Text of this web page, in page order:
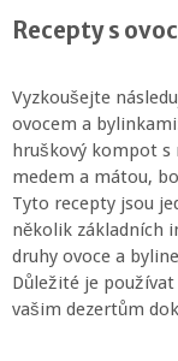
Recepty s
Vyzkoušejte
ovocem a
hruškový kompot s
medem a mátou,
Tyto recepty jsou
několik základních
druhy ovoce a
Důležité je
vašim dezertům